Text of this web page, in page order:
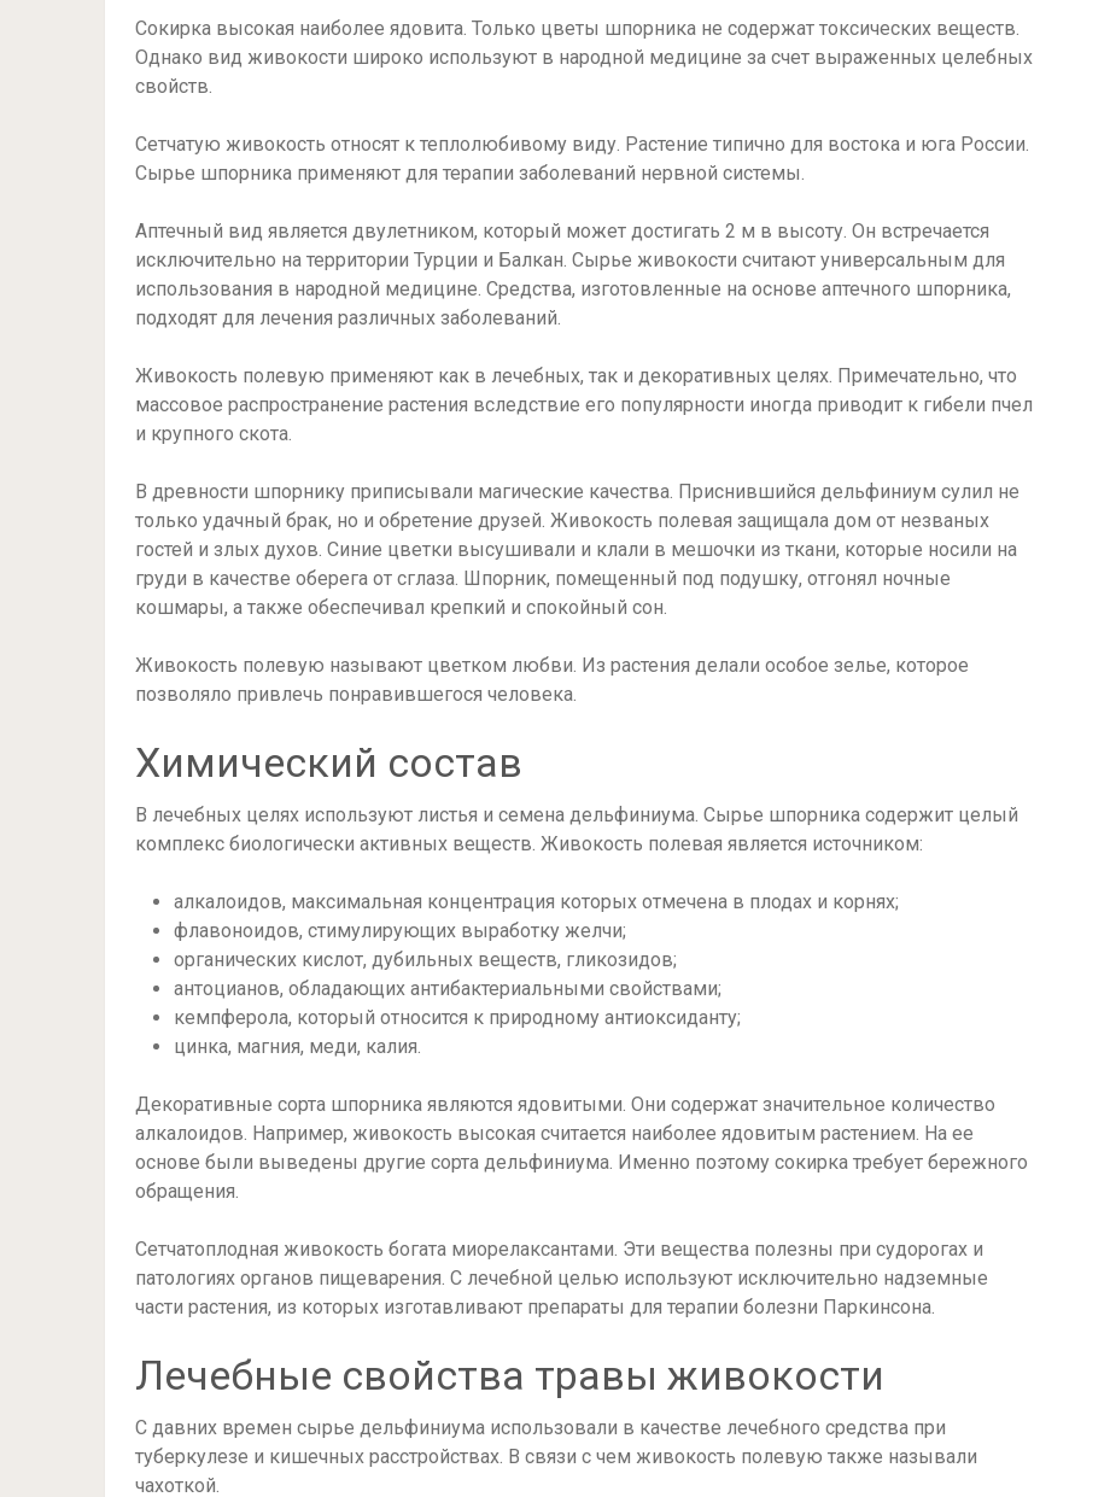
Сокирка высокая наиболее ядовита. Только цветы шпорника не содержат токсических веществ.
Однако вид живокости широко используют в народной медицине за счет выраженных целебных
свойств.
Сетчатую живокость относят к теплолюбивому виду. Растение типично для востока и юга России.
Сырье шпорника применяют для терапии заболеваний нервной системы.
Аптечный вид является двулетником, который может достигать 2 м в высоту. Он встречается
исключительно на территории Турции и Балкан. Сырье живокости считают универсальным для
использования в народной медицине. Средства, изготовленные на основе аптечного шпорника,
подходят для лечения различных заболеваний.
Живокость полевую применяют как в лечебных, так и декоративных целях. Примечательно, что
массовое распространение растения вследствие его популярности иногда приводит к гибели пчел
и крупного скота.
В древности шпорнику приписывали магические качества. Приснившийся дельфиниум сулил не
только удачный брак, но и обретение друзей. Живокость полевая защищала дом от незваных
гостей и злых духов. Синие цветки высушивали и клали в мешочки из ткани, которые носили на
груди в качестве оберега от сглаза. Шпорник, помещенный под подушку, отгонял ночные
кошмары, а также обеспечивал крепкий и спокойный сон.
Живокость полевую называют цветком любви. Из растения делали особое зелье, которое
позволяло привлечь понравившегося человека.
Химический состав
В лечебных целях используют листья и семена дельфиниума. Сырье шпорника содержит целый
комплекс биологически активных веществ. Живокость полевая является источником:
алкалоидов, максимальная концентрация которых отмечена в плодах и корнях;
флавоноидов, стимулирующих выработку желчи;
органических кислот, дубильных веществ, гликозидов;
антоцианов, обладающих антибактериальными свойствами;
кемпферола, который относится к природному антиоксиданту;
цинка, магния, меди, калия.
Декоративные сорта шпорника являются ядовитыми. Они содержат значительное количество
алкалоидов. Например, живокость высокая считается наиболее ядовитым растением. На ее
основе были выведены другие сорта дельфиниума. Именно поэтому сокирка требует бережного
обращения.
Сетчатоплодная живокость богата миорелаксантами. Эти вещества полезны при судорогах и
патологиях органов пищеварения. С лечебной целью используют исключительно надземные
части растения, из которых изготавливают препараты для терапии болезни Паркинсона.
Лечебные свойства травы живокости
С давних времен сырье дельфиниума использовали в качестве лечебного средства при
туберкулезе и кишечных расстройствах. В связи с чем живокость полевую также называли
чахоткой.